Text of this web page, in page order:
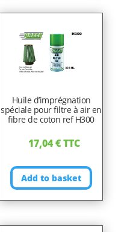
Huile d’imprégnation
spéciale pour filtre à air en
fibre de coton ref H300
17,04€TTC
Add to basket